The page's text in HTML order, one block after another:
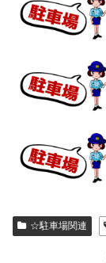
☆駐車場関連